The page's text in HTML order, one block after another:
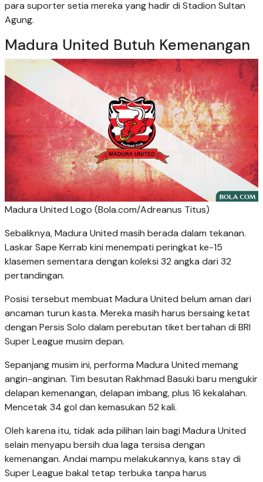
para suporter setia mereka yang hadir di Stadion Sultan
Agung.
Madura United Butuh Kemenangan
Madura United Logo (Bola.com/Adreanus Titus)
Sebaliknya, Madura United masih berada dalam tekanan.
Laskar Sape Kerrab kini menempati peringkat ke-15
klasemen sementara dengan koleksi 32 angka dari 32
pertandingan.
Posisi tersebut membuat Madura United belum aman dari
ancaman turun kasta. Mereka masih harus bersaing ketat
dengan Persis Solo dalam perebutan tiket bertahan di BRI
Super League musim depan.
Sepanjang musim ini, performa Madura United memang
angin-anginan. Tim besutan Rakhmad Basuki baru mengukir
delapan kemenangan, delapan imbang, plus 16 kekalahan.
Mencetak 34 gol dan kemasukan 52 kali.
Oleh karena itu, tidak ada pilihan lain bagi Madura United
selain menyapu bersih dua laga tersisa dengan
kemenangan. Andai mampu melakukannya, kans stay di
Super League bakal tetap terbuka tanpa harus